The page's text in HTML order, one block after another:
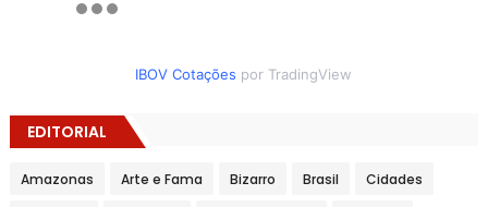
IBOV Cotações por TradingView
EDITORIAL
Amazonas Arte e Fama Bizarro Brasil Cidades